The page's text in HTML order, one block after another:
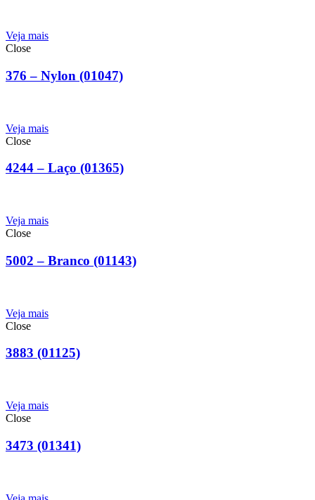
Veja mais
Close
376 – Nylon (01047)
Veja mais
Close
4244 – Laço (01365)
Veja mais
Close
5002 – Branco (01143)
Veja mais
Close
3883 (01125)
Veja mais
Close
3473 (01341)